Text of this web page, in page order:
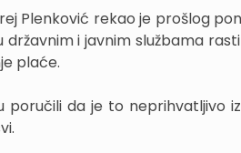
Plenković rekao je prošlog
državnim i javnim službama
plaće.
poručili da je to neprihvatljivo